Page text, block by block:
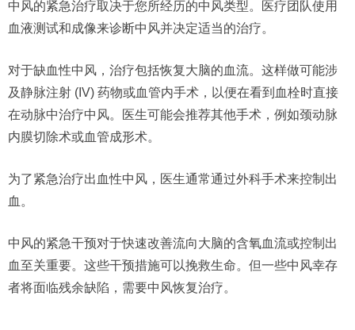
中风的紧急治疗取决于您所经历的中风类型。医疗团队使用
血液测试和成像来诊断中风并决定适当的治疗。
对于缺血性中风，治疗包括恢复大脑的血流。这样做可能涉
及静脉注射 (IV) 药物或血管内手术，以便在看到血栓时直接
在动脉中治疗中风。医生可能会推荐其他手术，例如颈动脉
内膜切除术或血管成形术。
为了紧急治疗出血性中风，医生通常通过外科手术来控制出
血。
中风的紧急干预对于快速改善流向大脑的含氧血流或控制出
血至关重要。这些干预措施可以挽救生命。但一些中风幸存
者将面临残余缺陷，需要中风恢复治疗。